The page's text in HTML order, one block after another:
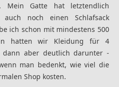
Mein Gatte hat letztendlich
noch einen Schlafsack
ich schon mit mindestens 500
hatten wir Kleidung für 4
dann aber deutlich darunter -
man bedenkt, wie viel die
Shop kosten.